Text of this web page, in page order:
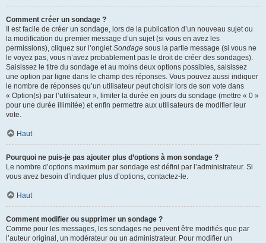
Comment créer un sondage ?
Il est facile de créer un sondage, lors de la publication d’un nouveau sujet ou
la modification du premier message d’un sujet (si vous en avez les
permissions), cliquez sur l’ongletSondage sous la partie message (si vous ne
le voyez pas, vous n’avez probablement pas le droit de créer des sondages).
Saisissez le titre du sondage et au moins deux options possibles, saisissez
une option par ligne dans le champ des réponses. Vous pouvez aussi indiquer
le nombre de réponses qu’un utilisateur peut choisir lors de son vote dans
« Option(s) par l’utilisateur », limiter la durée en jours du sondage (mettre « 0 »
pour une durée illimitée) et enfin permettre aux utilisateurs de modifier leur
vote.
Haut
Pourquoi ne puis-je pas ajouter plus d’options à mon sondage ?
Le nombre d’options maximum par sondage est défini par l’administrateur. Si
vous avez besoin d’indiquer plus d’options, contactez-le.
Haut
Comment modifier ou supprimer un sondage ?
Comme pour les messages, les sondages ne peuvent être modifiés que par
l’auteur original, un modérateur ou un administrateur. Pour modifier un